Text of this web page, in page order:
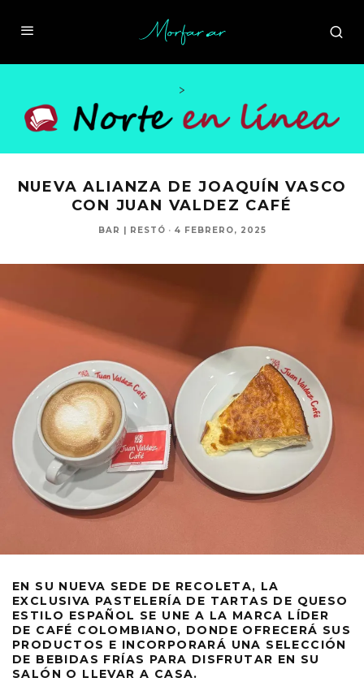
>
NUEVA ALIANZA DE JOAQUÍN VASCO
CON JUAN VALDEZ CAFÉ
BAR | RESTÓ · 4 FEBRERO, 2025
EN SU NUEVA SEDE DE RECOLETA, LA
EXCLUSIVA PASTELERÍA DE TARTAS DE QUESO
ESTILO ESPAÑOL SE UNE A LA MARCA LÍDER
DE CAFÉ COLOMBIANO, DONDE OFRECERÁ SUS
PRODUCTOS E INCORPORARÁ UNA SELECCIÓN
DE BEBIDAS FRÍAS PARA DISFRUTAR EN SU
SALÓN O LLEVAR A CASA.